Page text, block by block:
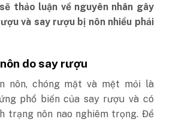
thảo luận về nguyên nhân gây
và say rượu bị nôn nhiều phải
do say rượu
nôn, chóng mặt và mệt mỏi là
phổ biến của say rượu và có
trạng nôn nao nghiêm trọng. Để